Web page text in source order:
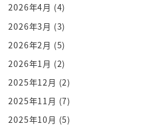
のせいにしてたってことが分かる
なんですよ
ギャルべきこと一体何なのかそし
なくているのはいったい何なのか
明らかにすればそして線するいう
ステップを踏んでいけばですね確
ショートスリープ快眠に近づけま
ソロ3ステップもスースー入っちゃ
2026年4月 (4)
2026年3月 (3)
2026年2月 (5)
2026年1月 (2)
2025年12月 (2)
2025年11月 (7)
2025年10月 (5)